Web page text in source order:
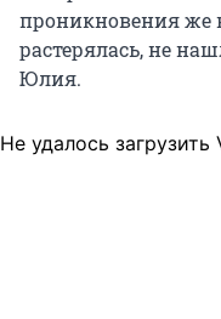
проникновения же
растерялась, не
Юлия.
Не удалось загрузить